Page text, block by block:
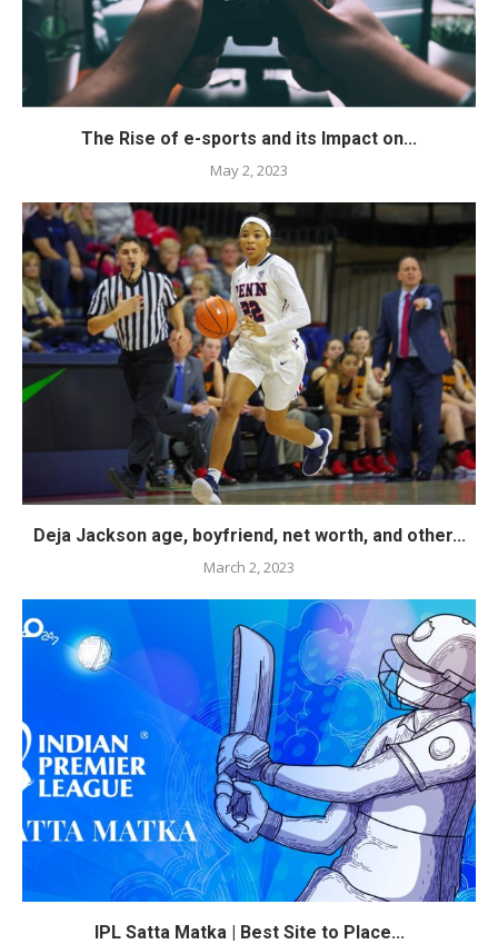
The Rise of e-sports and its Impact on...
May 2, 2023
Deja Jackson age, boyfriend, net worth, and other...
March 2, 2023
IPL Satta Matka | Best Site to Place...